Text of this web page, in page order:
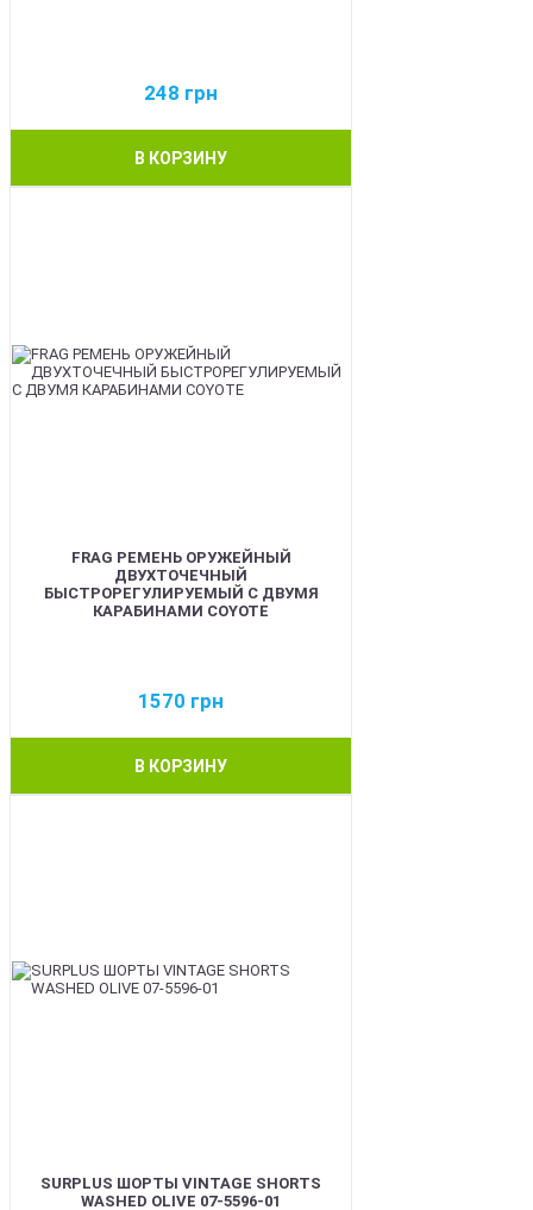
248 грн
В КОРЗИНУ
FRAG РЕМЕНЬ ОРУЖЕЙНЫЙ
ДВУХТОЧЕЧНЫЙ
БЫСТРОРЕГУЛИРУЕМЫЙ С ДВУМЯ
КАРАБИНАМИ COYOTE
1570 грн
В КОРЗИНУ
SURPLUS ШОРТЫ VINTAGE SHORTS
WASHED OLIVE 07-5596-01